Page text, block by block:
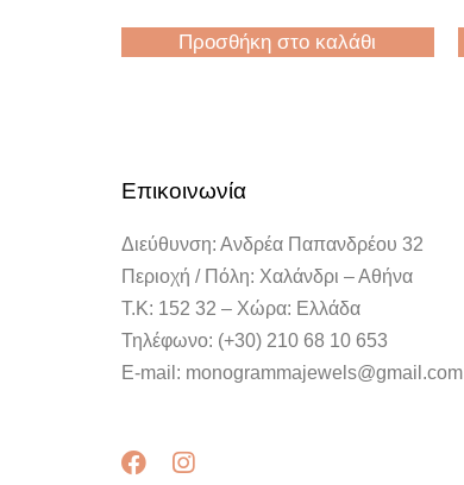
Προσθήκη στο καλάθι
Επικοινωνία
Διεύθυνση: Ανδρέα Παπανδρέου 32
Περιοχή / Πόλη: Χαλάνδρι – Αθήνα
Τ.Κ: 152 32 – Χώρα: Ελλάδα
Τηλέφωνο: (+30) 210 68 10 653
E-mail: monogrammajewels@gmail.com